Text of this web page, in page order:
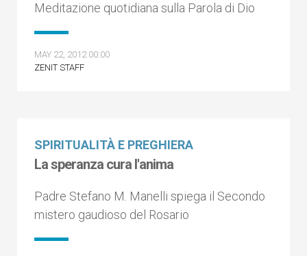
Meditazione quotidiana sulla Parola di Dio
MAY 22, 2012 00:00
ZENIT STAFF
SPIRITUALITÀ E PREGHIERA
La speranza cura l'anima
Padre Stefano M. Manelli spiega il Secondo
mistero gaudioso del Rosario